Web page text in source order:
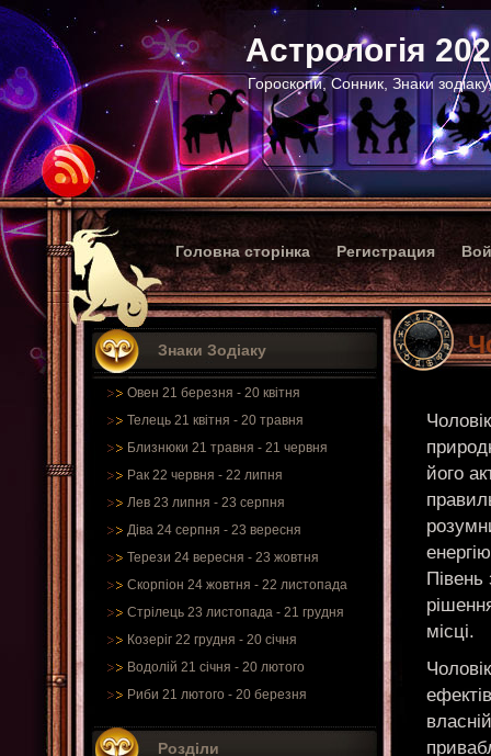
Астрологія
Гороскопи, Сонник, Знаки
Головна сторінка Регистрация
Знаки Зодіаку
Овен 21 березня - 20 квітня
Телець 21 квітня - 20 травня
Близнюки 21 травня - 21 червня
Рак 22 червня - 22 липня
Лев 23 липня - 23 серпня
Діва 24 серпня - 23 вересня
Терези 24 вересня - 23 жовтня
Скорпіон 24 жовтня - 22 листопада
Стрілець 23 листопада - 21 грудня
Козеріг 22 грудня - 20 січня
Водолій 21 січня - 20 лютого
Риби 21 лютого - 20 березня
Розділи
його
Півень
місці.